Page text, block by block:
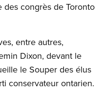
congrès de Toronto
entre autres,
Dixon, devant le
le Souper des élus
conservateur ontarien.